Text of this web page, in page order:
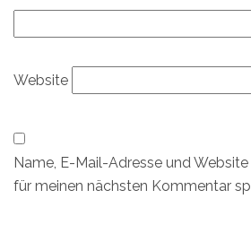
Website
Name, E-Mail-Adresse und
für meinen nächsten Kommentar